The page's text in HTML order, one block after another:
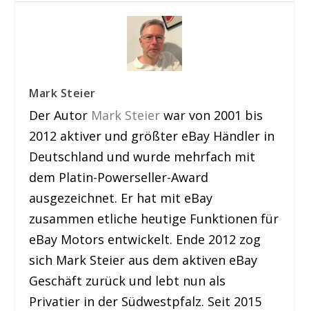
Mark Steier
Der Autor Mark Steier war von 2001 bis
2012 aktiver und größter eBay Händler in
Deutschland und wurde mehrfach mit
dem Platin-Powerseller-Award
ausgezeichnet. Er hat mit eBay
zusammen etliche heutige Funktionen für
eBay Motors entwickelt. Ende 2012 zog
sich Mark Steier aus dem aktiven eBay
Geschäft zurück und lebt nun als
Privatier in der Südwestpfalz. Seit 2015